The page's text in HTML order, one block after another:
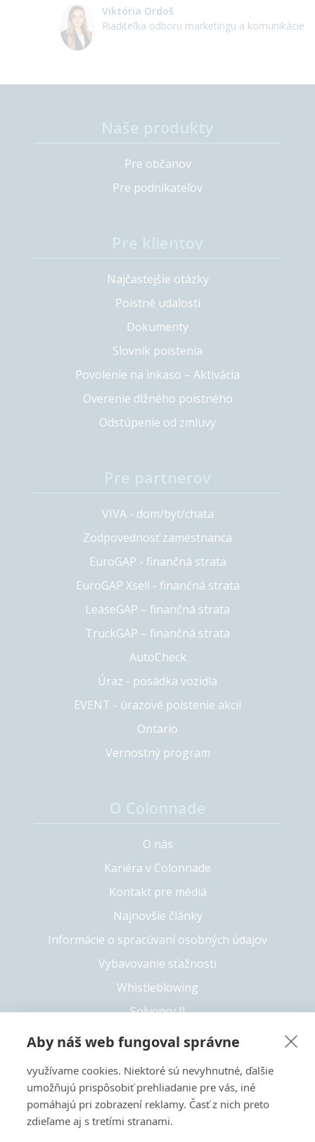
Viktória Ordoš
Riaditeľka odboru marketingu a komunikácie
Pre občanov
Pre podnikateľov
Najčastejšie otázky
Poistné udalosti
Dokumenty
Slovník poistenia
Povolenie na inkaso – Aktivácia
Overenie dlžného poistného
Odstúpenie od zmluvy
VIVA - dom/byt/chata
Zodpovednosť zamestnanca
EuroGAP - finančná strata
EuroGAP Xsell - finančná strata
LeaseGAP – finančná strata
TruckGAP – finančná strata
AutoCheck
Úraz - posádka vozidla
EVENT - úrazové poistenie akcií
Ontario
Vernostný program
O nás
Kariéra v Colonnade
Kontakt pre médiá
Najnovšie články
Informácie o spracúvaní osobných údajov
Vybavovanie sťažností
Whistleblowing
Solvency II
Prístupnosť
Copyright 2026 © Colonnade
+421 55 6826 222
Aby náš web fungoval správne
využívame cookies. Niektoré sú nevyhnutné, ďalšie
umožňujú prispôsobiť prehliadanie pre vás, iné
pomáhajú pri zobrazení reklamy. Časť z nich preto
zdieľame aj s tretími stranami.